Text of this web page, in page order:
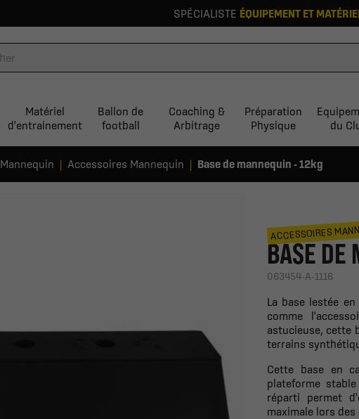
SPÉCIALISTE ÉQUIPEMENT ET
Matériel
d'entrainement
Ballon de
football
Coaching &
Arbitrage
Préparation
Physique
du
Mannequin Accessoires Mannequin Base de mannequin - 12kg
ACCESSOIRES
BASE DE
063454-A-1116
La base lestée
comme
astucieuse, cette
terrains
Cette base en
plateforme
réparti permet
maximale lors des